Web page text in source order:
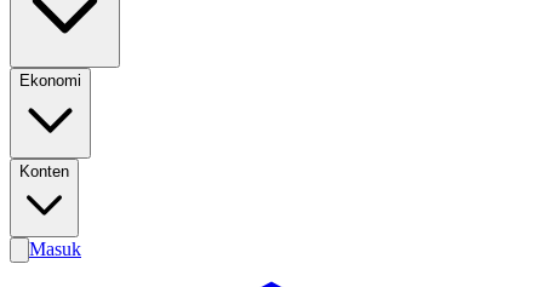
Ekonomi
Konten
Masuk